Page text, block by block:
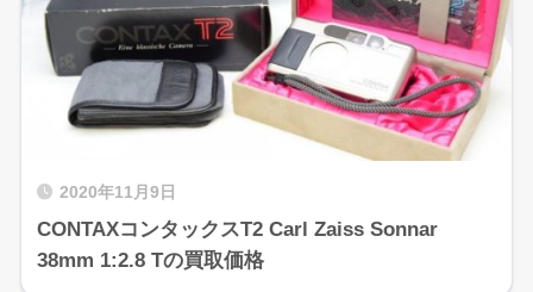
2020年11月9日
CONTAXコンタックスT2 Carl Zaiss Sonnar
38mm 1:2.8 Tの買取価格